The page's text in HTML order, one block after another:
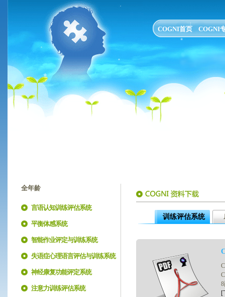
COGNI首页 COGNI
全年龄
言语认知训练评估系统
平衡体感系统
智能作业评定与训练系统
失语症心理语言评估与训练系统
神经康复功能评定系统
注意力训练评估系统
训练评估系统
[